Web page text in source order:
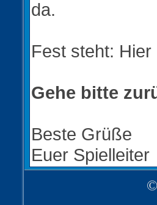
da.
Fest steht: Hier
Gehe bitte
Beste Grüße
Euer Spielleiter
©